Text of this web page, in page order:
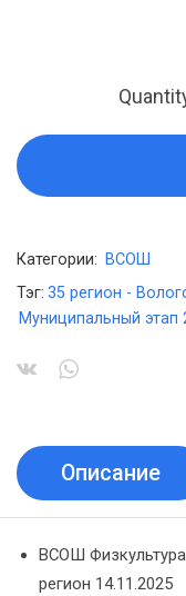
Категории: ВСОШ
Тэг: 35 регион -
Муниципальный этап
Описание
ВСОШ
регион 14.11.2025